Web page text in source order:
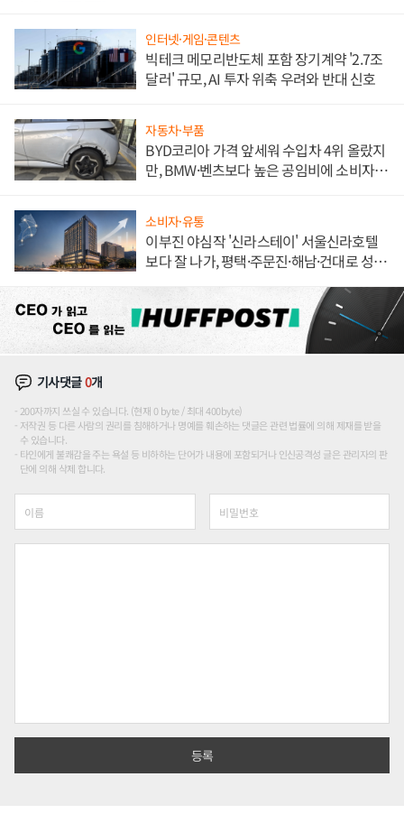
인터넷·게임·콘텐츠
빅테크 메모리반도체 포함 장기계약 '2.7조
달러' 규모, AI 투자 위축 우려와 반대 신호
자동차·부품
BYD코리아 가격 앞세워 수입차 4위 올랐지
만, BMW·벤츠보다 높은 공임비에 소비자
소비자·유통
이부진 야심작 '신라스테이' 서울신라호텔
보다 잘 나가, 평택·주문진·해남·건대로 성
기사댓글0개
200자까지 쓰실 수 있습니다. (현재 0 byte / 최대 400byte)
저작권 등 다른 사람의 권리를 침해하거나 명예를 훼손하는 댓글은 관련 법률에 의해 제재를 받을
수 있습니다.
타인에게 불쾌감을 주는 욕설 등 비하하는 단어가 내용에 포함되거나 인신공격성 글은 관리자의 판
단에 의해 삭제 합니다.